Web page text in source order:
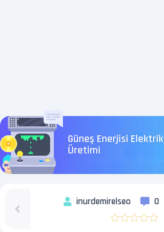
Güneş Enerjisi Elektrik
Üretimi
inurdemirelseo 0